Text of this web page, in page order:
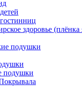
здоровье (плёнка
подушки
подушки